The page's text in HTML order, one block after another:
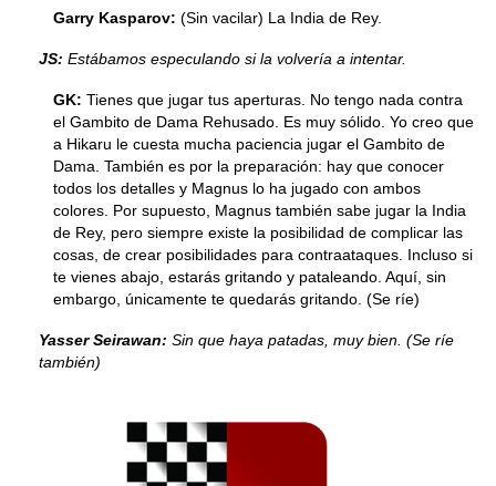
Garry Kasparov: (Sin vacilar) La India de Rey.
JS: Estábamos especulando si la volvería a intentar.
GK: Tienes que jugar tus aperturas. No tengo nada contra
el Gambito de Dama Rehusado. Es muy sólido. Yo creo que
a Hikaru le cuesta mucha paciencia jugar el Gambito de
Dama. También es por la preparación: hay que conocer
todos los detalles y Magnus lo ha jugado con ambos
colores. Por supuesto, Magnus también sabe jugar la India
de Rey, pero siempre existe la posibilidad de complicar las
cosas, de crear posibilidades para contraataques. Incluso si
te vienes abajo, estarás gritando y pataleando. Aquí, sin
embargo, únicamente te quedarás gritando. (Se ríe)
Yasser Seirawan: Sin que haya patadas, muy bien. (Se ríe
también)